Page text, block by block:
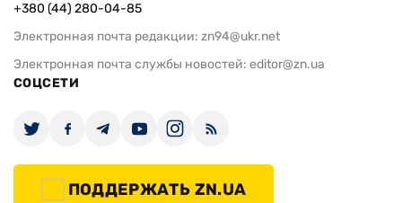
+380 (44) 280-04-85
Электронная почта редакции: zn94@ukr.net
Электронная почта службы новостей: editor@zn.ua
СОЦСЕТИ
ПОДДЕРЖАТЬ ZN.UA